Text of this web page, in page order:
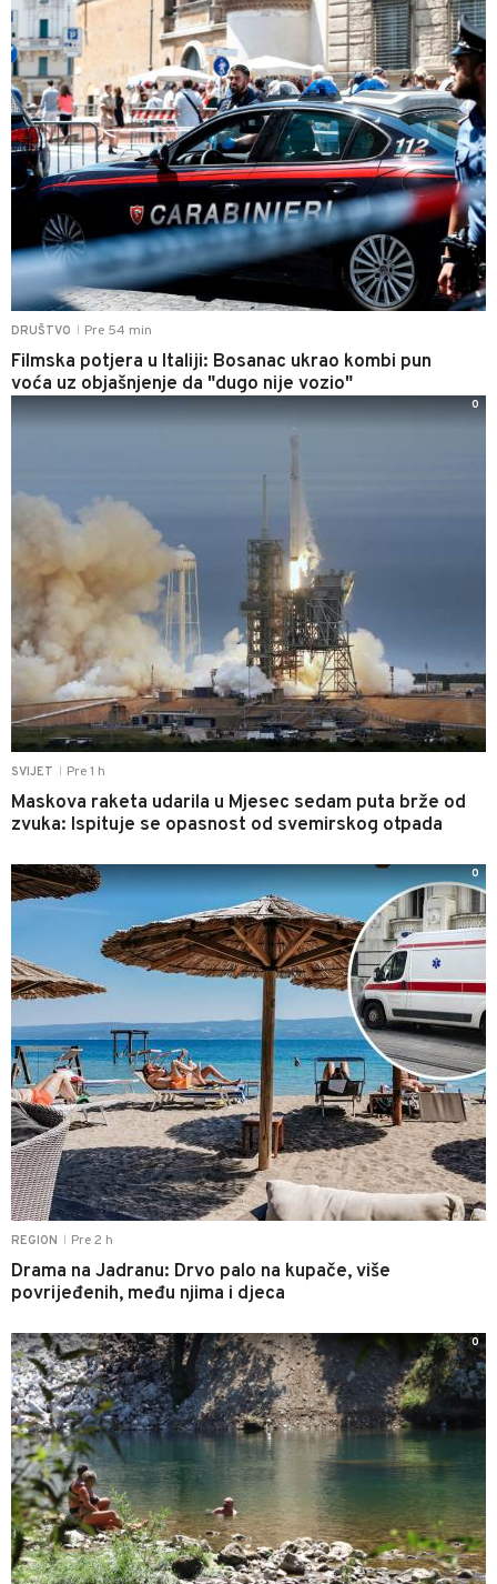
DRUŠTVO Pre 54 min
Filmska potjera u Italiji: Bosanac ukrao kombi pun
voća uz objašnjenje da "dugo nije vozio"
SVIJET Pre 1 h
Maskova raketa udarila u Mjesec sedam puta brže od
zvuka: Ispituje se opasnost od svemirskog otpada
0
REGION Pre 2 h
Drama na Jadranu: Drvo palo na kupače, više
povrijeđenih, među njima i djeca
0
0